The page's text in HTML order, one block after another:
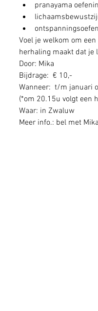
pranayama
Voel je welkom om
herhaling maakt dat je
Door: Mika
Bijdrage:  € 10,-
Wanneer:  t/m januari
(*om 20.15u volgt een
Waar: in Zwaluw
Meer info.: bel met